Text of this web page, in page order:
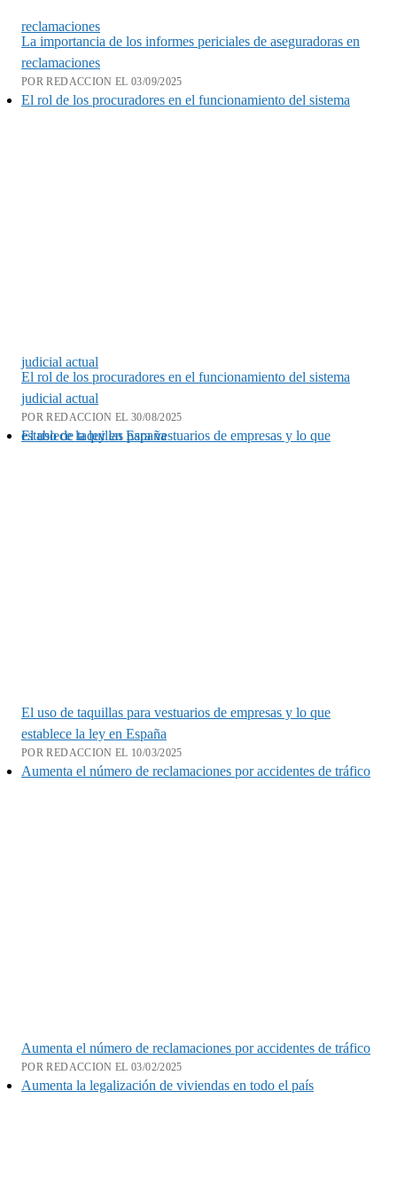
reclamaciones
La importancia de los informes periciales de aseguradoras en
reclamaciones
POR REDACCION EL 03/09/2025
El rol de los procuradores en el funcionamiento del sistema
judicial actual
El rol de los procuradores en el funcionamiento del sistema
judicial actual
POR REDACCION EL 30/08/2025
El uso de taquillas para vestuarios de empresas y lo que establece la ley en España
El uso de taquillas para vestuarios de empresas y lo que
establece la ley en España
POR REDACCION EL 10/03/2025
Aumenta el número de reclamaciones por accidentes de tráfico
Aumenta el número de reclamaciones por accidentes de tráfico
POR REDACCION EL 03/02/2025
Aumenta la legalización de viviendas en todo el país